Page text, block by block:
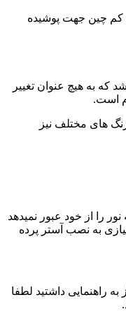
کم چین جهت پوشیده
که به هیچ عنوان تغییر
است.
های مختلف نیز
را از خود عبور نمیدهد
به نصب آستر پرده
به راهنمایی داشتید لطفا